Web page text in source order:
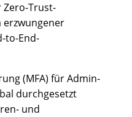
Zero-Trust-
to-End-
(MFA) für Admin-
durchgesetzt
und